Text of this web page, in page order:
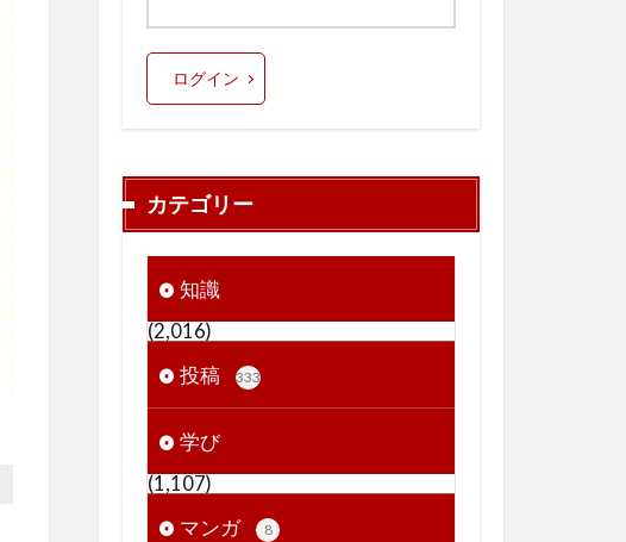
ログイン
カテゴリー
知識
(2,016)
投稿
333
学び
(1,107)
マンガ
8